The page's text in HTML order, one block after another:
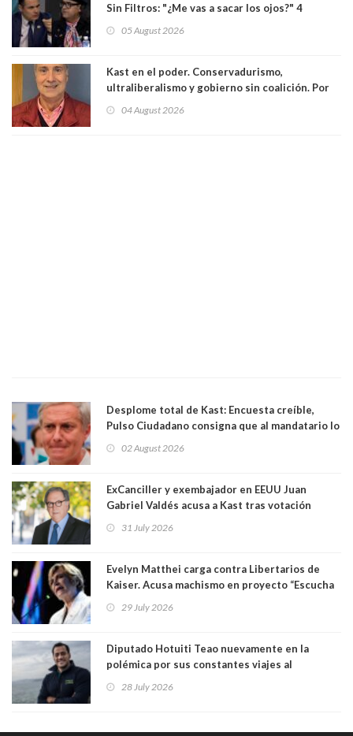
Sin Filtros: "¿Me vas a sacar los ojos?" 4
excarabinero que dejó ciego a Gustavo Gatica:
05 August 2026
Kast en el poder. Conservadurismo,
ultraliberalismo y gobierno sin coalición. Por
04 August 2026
Desplome total de Kast: Encuesta creíble,
Pulso Ciudadano consigna que al mandatario lo
sacó en primera vuelta. Rechazo es de 58.9% y
64.8%
02 August 2026
ExCanciller y exembajador en EEUU Juan
Gabriel Valdés acusa a Kast tras votación
"Si hay una persona responsable es él"
31 July 2026
Evelyn Matthei carga contra Libertarios de
Kaiser. Acusa machismo en proyecto “Escucha
"¿Cómo puede haber alguien tan enfermo del
29 July 2026
Diputado Hotuiti Teao nuevamente en la
polémica por sus constantes viajes al
vacaciones para irse a Londres y Paris por 18
28 July 2026